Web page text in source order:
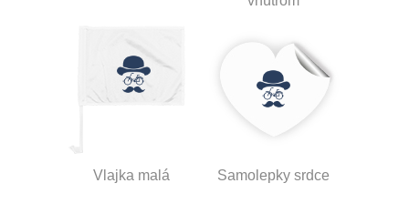
Vlajka malá Samolepky srdce